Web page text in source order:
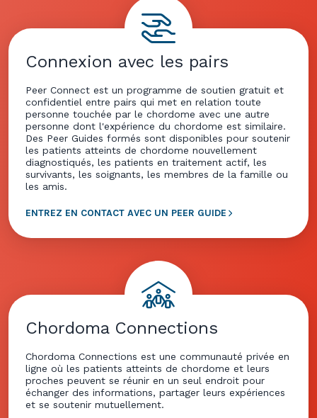
Connexion avec les pairs
Peer Connect est un programme de soutien gratuit et
confidentiel entre pairs qui met en relation toute
personne touchée par le chordome avec une autre
personne dont l'expérience du chordome est similaire.
Des Peer Guides formés sont disponibles pour soutenir
les patients atteints de chordome nouvellement
diagnostiqués, les patients en traitement actif, les
survivants, les soignants, les membres de la famille ou
les amis.
ENTREZ EN CONTACT AVEC UN PEER GUIDE
Chordoma Connections
Chordoma Connections est une communauté privée en
ligne où les patients atteints de chordome et leurs
proches peuvent se réunir en un seul endroit pour
échanger des informations, partager leurs expériences
et se soutenir mutuellement.